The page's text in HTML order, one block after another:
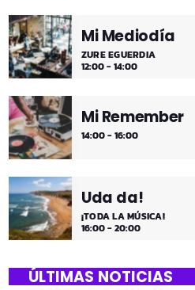
Mi Mediodía
ZURE EGUERDIA
12:00 - 14:00
Mi Remember
14:00 - 16:00
Uda da!
¡TODA LA MÚSICA!
16:00 - 20:00
ÚLTIMAS NOTICIAS